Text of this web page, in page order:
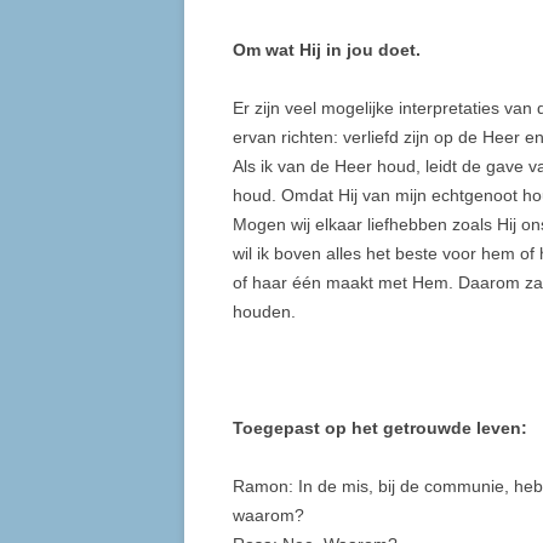
Om wat Hij in jou doet.
Er zijn veel mogelijke interpretaties van
ervan richten: verliefd zijn op de Heer
Als ik van de Heer houd, leidt de gave
houd. Omdat Hij van mijn echtgenoot
Mogen wij elkaar liefhebben zoals Hij
wil ik boven alles het beste voor hem
of haar één maakt met Hem. Daarom
houden.
Toegepast op het getrouwde leven:
Ramon: In de mis, bij de communie,
waarom?